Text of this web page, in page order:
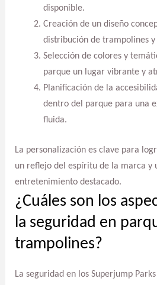
disponible.
Creación de un diseño
distribución de trampolines y
Selección de colores y
parque un lugar vibrante y
Planificación de la
dentro del parque para una
fluida.
La personalización es clave para
un reflejo del espíritu de la marca y
entretenimiento destacado.
¿Cuáles son los
la seguridad en
trampolines?
La seguridad en los Superjump